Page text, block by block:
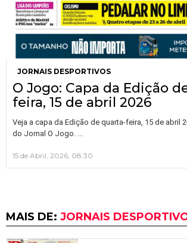
JORNAIS DESPORTIVOS
O Jogo: Capa da Edição
feira, 15 de abril 2026
Veja a capa da Edição de quarta-feira, 15 de abril
do Jornal O Jogo. …
15 de Abril, 2026, 08:30
MAIS DE: JORNAIS